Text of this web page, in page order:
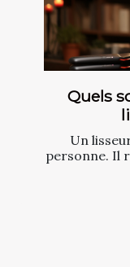
Quels
Un
personne. Il